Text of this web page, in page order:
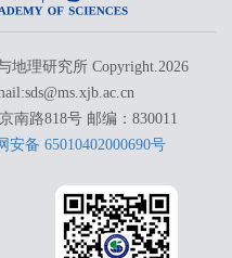
地理研究所 Copyright.2026
南路818号 邮编：830011
安备 65010402000690号